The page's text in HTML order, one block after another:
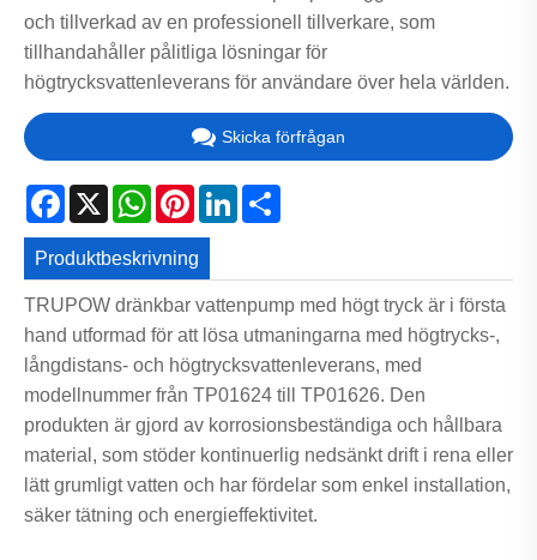
och tillverkad av en professionell tillverkare, som
tillhandahåller pålitliga lösningar för
högtrycksvattenleverans för användare över hela världen.
Skicka förfrågan
Facebook
X WhatsApp
PinterestLinkedIn
Produktbeskrivning
TRUPOW dränkbar vattenpump med högt tryck är i första
hand utformad för att lösa utmaningarna med högtrycks-,
långdistans- och högtrycksvattenleverans, med
modellnummer från TP01624 till TP01626. Den
produkten är gjord av korrosionsbeständiga och hållbara
material, som stöder kontinuerlig nedsänkt drift i rena eller
lätt grumligt vatten och har fördelar som enkel installation,
säker tätning och energieffektivitet.